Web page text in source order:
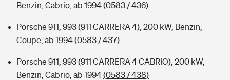
Benzin, Cabrio, ab 1994(0583 / 436)
Porsche 911, 993 (911 CARRERA 4), 200 kW, Benzin,
Coupe, ab 1994(0583 / 437)
Porsche 911, 993 (911 CARRERA 4 CABRIO), 200 kW,
Benzin, Cabrio, ab 1994(0583 / 438)